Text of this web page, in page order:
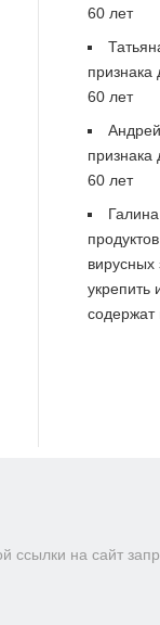
60 лет
60 лет
Андрей
60 лет
Галина
вирусных
укрепить
содержат
ссылки на сайт